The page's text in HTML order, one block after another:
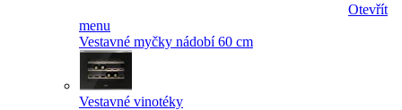
Otevřít
menu
Vestavné myčky nádobí 60 cm
Vestavné vinotéky